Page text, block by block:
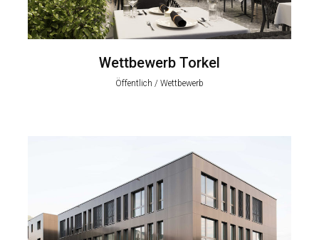
Wettbewerb Torkel
Öffentlich / Wettbewerb